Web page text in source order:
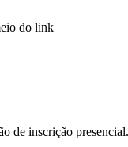
do link
inscrição